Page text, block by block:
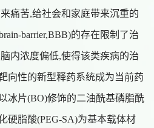
痛苦,给社会和家庭带来沉重的
barrier,BBB)的存在限制了治
内浓度偏低,使得该类疾病的治
向性的新型释药系统成为当前药
冰片(BO)修饰的二油酰基磷脂酰
硬脂酸(PEG-SA)为基本载体材